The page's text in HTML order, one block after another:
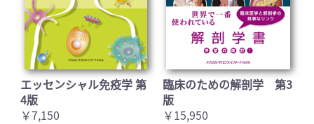
エッセンシャル免疫学 第
4版
￥7,150
臨床のための解剖学 第3
版
￥15,950